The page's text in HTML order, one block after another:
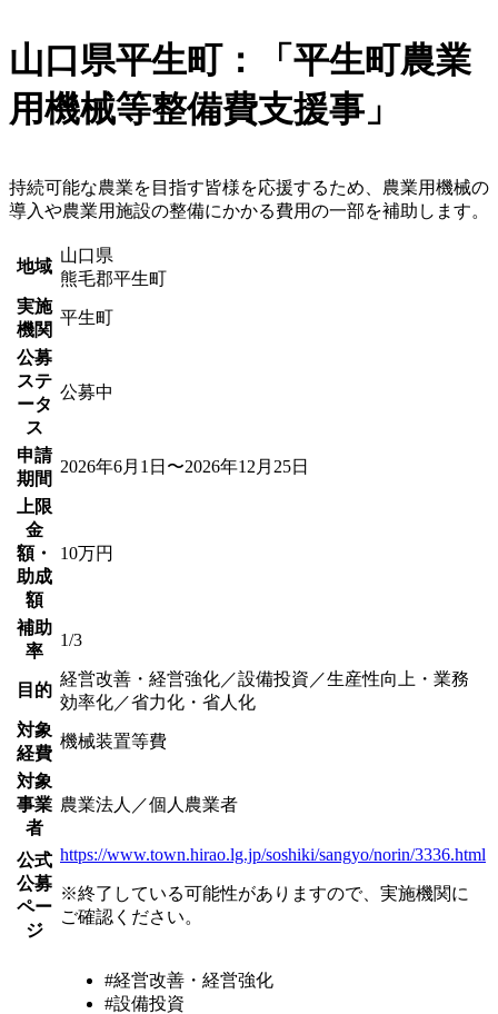
山口県平生町：「平生町農業
用機械等整備費支援事」
持続可能な農業を目指す皆様を応援するため、農業用機械の
導入や農業用施設の整備にかかる費用の一部を補助します。
地域
山口県
熊毛郡平生町
実施
機関
平生町
公募
ステ
ータ
ス
公募中
申請
期間
2026年6月1日〜2026年12月25日
上限
金
額・
助成
額
10万円
補助
率
1/3
目的
経営改善・経営強化／設備投資／生産性向上・業務
効率化／省力化・省人化
対象
経費
機械装置等費
対象
事業
者
農業法人／個人農業者
公式
公募
ペー
ジ
https://www.town.hirao.lg.jp/soshiki/sangyo/norin/3336.html
※終了している可能性がありますので、実施機関に
ご確認ください。
#経営改善・経営強化
#設備投資